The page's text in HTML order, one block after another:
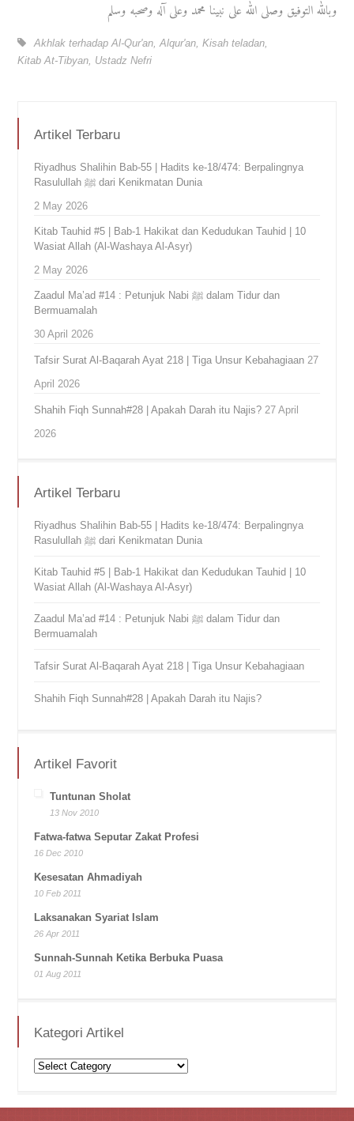
وبالله التوفيق وصلى الله على نبينا محمد وعلى آله وصحبه وسلم
Akhlak terhadap Al-Qur'an ,Alqur'an ,Kisah teladan
Kitab At-Tibyan Ustadz Nefri
Artikel Terbaru
Riyadhus Shalihin Bab-55 | Hadits ke-18/474: Berpalingnya
Rasulullah ﷺ dari Kenikmatan Dunia
2 May 2026
Kitab Tauhid #5 | Bab-1 Hakikat dan Kedudukan Tauhid | 10
Wasiat Allah (Al-Washaya Al-Asyr)
2 May 2026
Zaadul Ma’ad #14 : Petunjuk Nabi ﷺ dalam Tidur dan
Bermuamalah
30 April 2026
Tafsir Surat Al-Baqarah Ayat 218 | Tiga Unsur Kebahagiaan 27
April 2026
Shahih Fiqh Sunnah#28 | Apakah Darah itu Najis? 27 April
2026
Artikel Terbaru
Riyadhus Shalihin Bab-55 | Hadits ke-18/474: Berpalingnya
Rasulullah ﷺ dari Kenikmatan Dunia
Kitab Tauhid #5 | Bab-1 Hakikat dan Kedudukan Tauhid | 10
Wasiat Allah (Al-Washaya Al-Asyr)
Zaadul Ma’ad #14 : Petunjuk Nabi ﷺ dalam Tidur dan
Bermuamalah
Tafsir Surat Al-Baqarah Ayat 218 | Tiga Unsur Kebahagiaan
Shahih Fiqh Sunnah#28 | Apakah Darah itu Najis?
Artikel Favorit
Tuntunan Sholat
13 Nov 2010
Fatwa-fatwa Seputar Zakat Profesi
16 Dec 2010
Kesesatan Ahmadiyah
10 Feb 2011
Laksanakan Syariat Islam
26 Apr 2011
Sunnah-Sunnah Ketika Berbuka Puasa
01 Aug 2011
Kategori Artikel
Kategori